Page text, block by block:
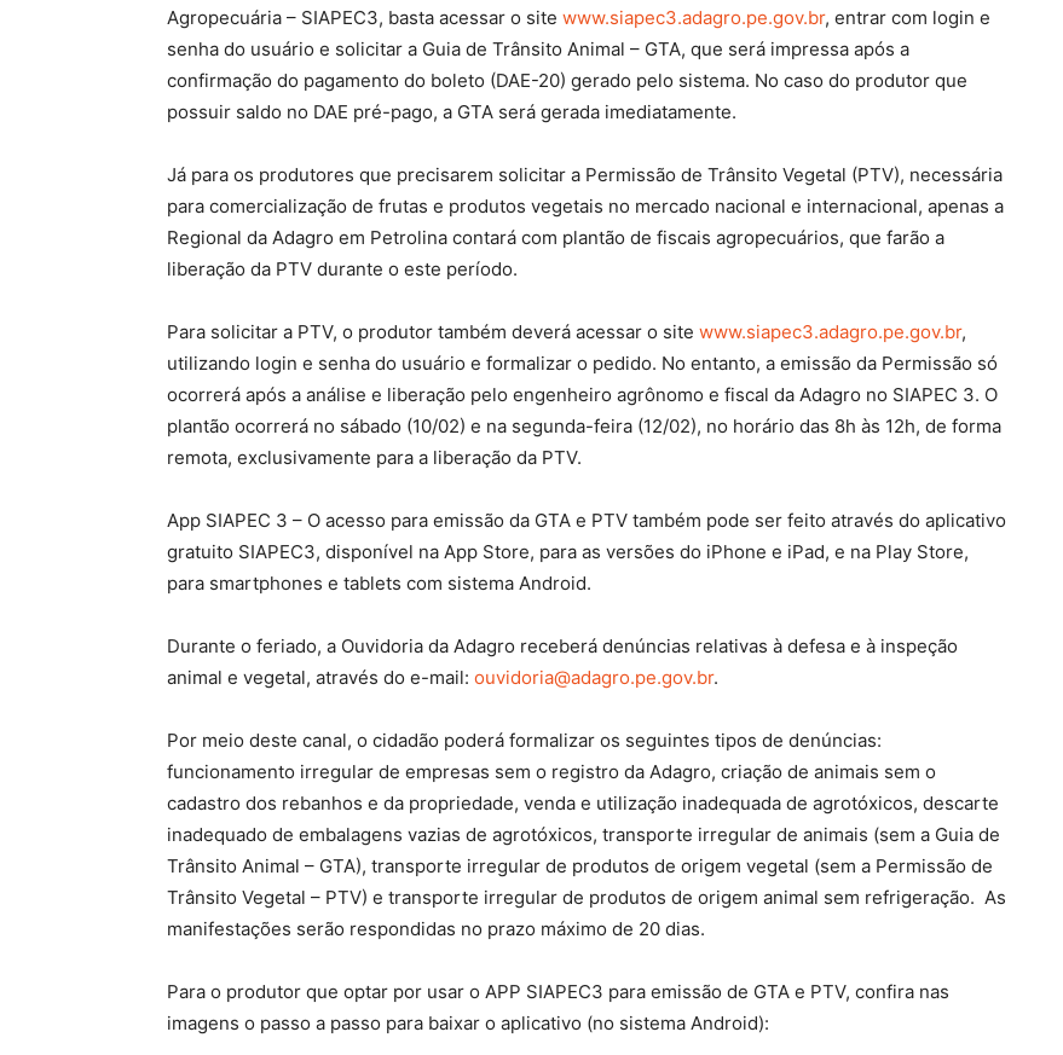
Agropecuária – SIAPEC3, basta acessar o site www.siapec3.adagro.pe.gov.br, entrar com login e
senha do usuário e solicitar a Guia de Trânsito Animal – GTA, que será impressa após a
confirmação do pagamento do boleto (DAE-20) gerado pelo sistema. No caso do produtor que
possuir saldo no DAE pré-pago, a GTA será gerada imediatamente.
Já para os produtores que precisarem solicitar a Permissão de Trânsito Vegetal (PTV), necessária
para comercialização de frutas e produtos vegetais no mercado nacional e internacional, apenas a
Regional da Adagro em Petrolina contará com plantão de fiscais agropecuários, que farão a
liberação da PTV durante o este período.
Para solicitar a PTV, o produtor também deverá acessar o site www.siapec3.adagro.pe.gov.br,
utilizando login e senha do usuário e formalizar o pedido. No entanto, a emissão da Permissão só
ocorrerá após a análise e liberação pelo engenheiro agrônomo e fiscal da Adagro no SIAPEC 3. O
plantão ocorrerá no sábado (10/02) e na segunda-feira (12/02), no horário das 8h às 12h, de forma
remota, exclusivamente para a liberação da PTV.
App SIAPEC 3 – O acesso para emissão da GTA e PTV também pode ser feito através do aplicativo
gratuito SIAPEC3, disponível na App Store, para as versões do iPhone e iPad, e na Play Store,
para smartphones e tablets com sistema Android.
Durante o feriado, a Ouvidoria da Adagro receberá denúncias relativas à defesa e à inspeção
animal e vegetal, através do e-mail: ouvidoria@adagro.pe.gov.br.
Por meio deste canal, o cidadão poderá formalizar os seguintes tipos de denúncias:
funcionamento irregular de empresas sem o registro da Adagro, criação de animais sem o
cadastro dos rebanhos e da propriedade, venda e utilização inadequada de agrotóxicos, descarte
inadequado de embalagens vazias de agrotóxicos, transporte irregular de animais (sem a Guia de
Trânsito Animal – GTA), transporte irregular de produtos de origem vegetal (sem a Permissão de
Trânsito Vegetal – PTV) e transporte irregular de produtos de origem animal sem refrigeração. As
manifestações serão respondidas no prazo máximo de 20 dias.
Para o produtor que optar por usar o APP SIAPEC3 para emissão de GTA e PTV, confira nas
imagens o passo a passo para baixar o aplicativo (no sistema Android):